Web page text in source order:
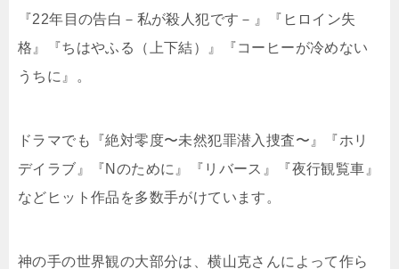
『22年目の告白－私が殺人犯です－』『ヒロイン失
格』『ちはやふる（上下結）』『コーヒーが冷めない
うちに』。
ドラマでも『絶対零度〜未然犯罪潜入捜査〜』『ホリ
デイラブ』『Nのために』『リバース』『夜行観覧車』
などヒット作品を多数手がけています。
神の手の世界観の大部分は、横山克さんによって作ら